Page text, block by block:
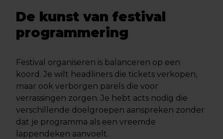
De kunst van festival
programmering
Festival organiseren is balanceren op een
koord. Je wilt headliners die tickets verkopen,
maar ook verborgen parels die voor
verrassingen zorgen. Je hebt acts nodig die
verschillende doelgroepen aanspreken zonder
dat je programma als een vreemde
lappendeken aanvoelt.